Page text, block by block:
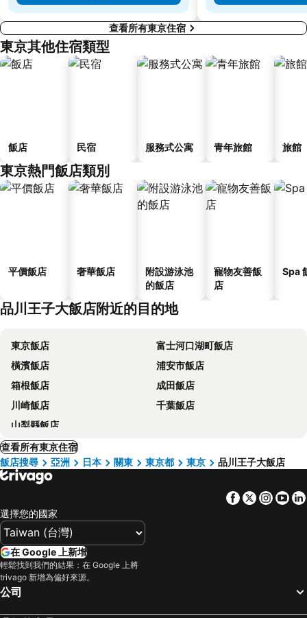
查看所有東京住宿
東京其他住宿類型
飯店 民宿 服務式公寓 青年旅館 旅館
東京熱門飯店類別
平價飯店 奢華飯店
附設游泳池
的飯店
寵物友善飯
店
Spa
品川王子大飯店附近的目的地
東京飯店
富士河口湖町飯店
橫濱飯店
浦安市飯店
箱根飯店
成田飯店
川崎飯店
千葉飯店
山梨縣飯店
查看所有東京住宿
飯店搜尋
亞洲 日本 關東 東京都 東京 品川王子大飯店
Facebook
Twitter
選擇您的國家
在 Google 上新增
輕鬆找到我們的結果：在 Google 上將
trivago 新增為偏好來源。
公司